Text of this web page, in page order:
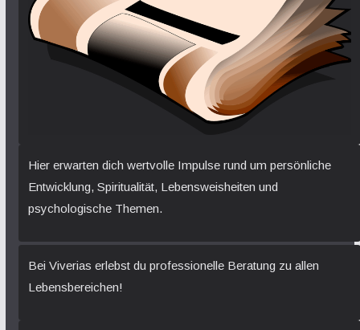
Hier erwarten dich wertvolle Impulse rund um persönliche
Entwicklung, Spiritualität, Lebensweisheiten und
psychologische Themen.
Bei Viverias erlebst du professionelle Beratung zu allen
Lebensbereichen!